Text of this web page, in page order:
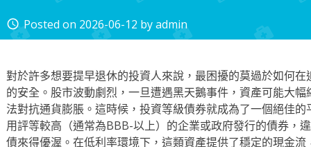
access_time Posted on 2026-06-12 byadmin
對於許多想要提早退休的投資人來說，最困擾的莫過於如何
的安全。股市波動劇烈，一旦遭遇黑天鵝事件，資產可能大
法對抗通貨膨脹。這時候，投資等級債券就成為了一個絕佳
用評等較高（通常為BBB-以上）的企業或政府發行的債券，
債來得優渥。在低利率環境下，這類資產提供了穩定的現金